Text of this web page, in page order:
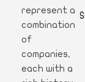
represent a
combination
of
companies,
each with a